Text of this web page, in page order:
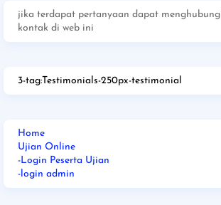
jika terdapat pertanyaan dapat
kontak di web ini
3-tag:Testimonials-250px-testimonial
Home
Ujian Online
-Login Peserta Ujian
-login admin